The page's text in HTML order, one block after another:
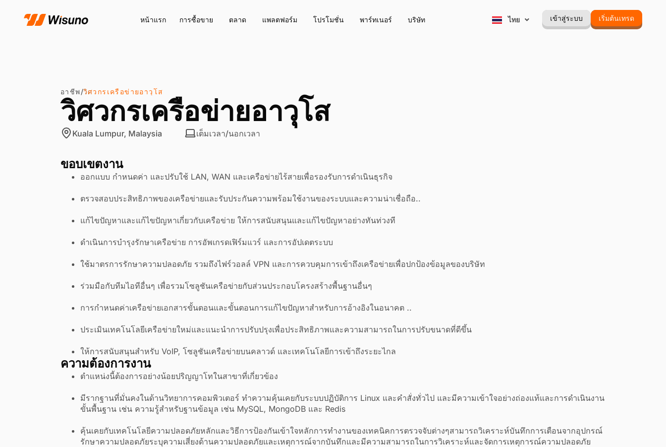
หน้าแรก การซื้อขาย ตลาด แพลตฟอร์ม โปรโมชั่น พาร์ทเนอร์ บริษัท ไทย
Português เข้าสู่ระบบ เริ่มต้นเทรด
อาชีพ/วิศวกรเครือข่ายอาวุโส
วิศวกรเครือข่ายอาวุโส
Kuala Lumpur, Malaysia เต็มเวลา/นอกเวลา
ขอบเขตงาน
ออกแบบ กำหนดค่า และปรับใช้ LAN, WAN และเครือข่ายไร้สายเพื่อรองรับการดำเนินธุรกิจ
ตรวจสอบประสิทธิภาพของเครือข่ายและรับประกันความพร้อมใช้งานของระบบและความน่าเชื่อถือ..
แก้ไขปัญหาและแก้ไขปัญหาเกี่ยวกับเครือข่าย ให้การสนับสนุนและแก้ไขปัญหาอย่างทันท่วงที
ดำเนินการบำรุงรักษาเครือข่าย การอัพเกรดเฟิร์มแวร์ และการอัปเดตระบบ
ใช้มาตรการรักษาความปลอดภัย รวมถึงไฟร์วอลล์ VPN และการควบคุมการเข้าถึงเครือข่ายเพื่อปกป้องข้อมูลของบริษัท
ร่วมมือกับทีมไอทีอื่นๆ เพื่อรวมโซลูชันเครือข่ายกับส่วนประกอบโครงสร้างพื้นฐานอื่นๆ
การกำหนดค่าเครือข่ายเอกสารขั้นตอนและขั้นตอนการแก้ไขปัญหาสำหรับการอ้างอิงในอนาคต ..
ประเมินเทคโนโลยีเครือข่ายใหม่และแนะนำการปรับปรุงเพื่อประสิทธิภาพและความสามารถในการปรับขนาดที่ดีขึ้น
ให้การสนับสนุนสำหรับ VoIP, โซลูชันเครือข่ายบนคลาวด์ และเทคโนโลยีการเข้าถึงระยะไกล
ความต้องการงาน
ตำแหน่งนี้ต้องการอย่างน้อยปริญญาโทในสาขาที่เกี่ยวข้อง
มีรากฐานที่มั่นคงในด้านวิทยาการคอมพิวเตอร์ ทำความคุ้นเคยกับระบบปฏิบัติการ Linux และคำสั่งทั่วไป และมีความเข้าใจอย่างถ่องแท้และการดำเนินงาน
ขั้นพื้นฐาน เช่น ความรู้สำหรับฐานข้อมูล เช่น MySQL, MongoDB และ Redis
คุ้นเคยกับเทคโนโลยีความปลอดภัยหลักและวิธีการป้องกันเข้าใจหลักการทำงานของเทคนิคการตรวจจับต่างๆสามารถวิเคราะห์บันทึกการเตือนจากอุปกรณ์
รักษาความปลอดภัยระบุความเสี่ยงด้านความปลอดภัยและเหตุการณ์จากบันทึกและมีความสามารถในการวิเคราะห์และจัดการเหตุการณ์ความปลอดภัย